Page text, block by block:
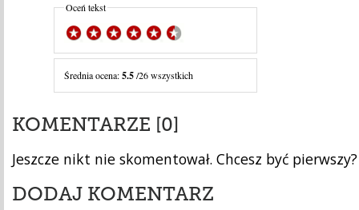
Oceń tekst
Średnia ocena:5.5/26 wszystkich
KOMENTARZE [0]
Jeszcze nikt nie skomentował. Chcesz być pierwszy?
DODAJ KOMENTARZ